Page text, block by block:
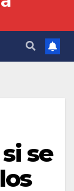
se